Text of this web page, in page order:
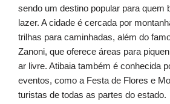
sendo um destino popular para quem
lazer. A cidade é cercada por
trilhas para caminhadas, além do
Zanoni, que oferece áreas para
ar livre. Atibaia também é conhecida
eventos, como a Festa de Flores e
turistas de todas as partes do estado.